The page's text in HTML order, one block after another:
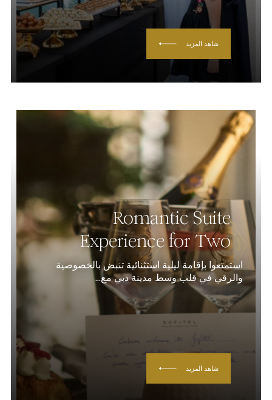
شاهد المزيد
Romantic Suite
Experience for Two
استمتعوا بإقامة ليلية استثنائية تنبض بالخصوصية
والرقي في قلب وسط مدينة دبي مع...
شاهد المزيد